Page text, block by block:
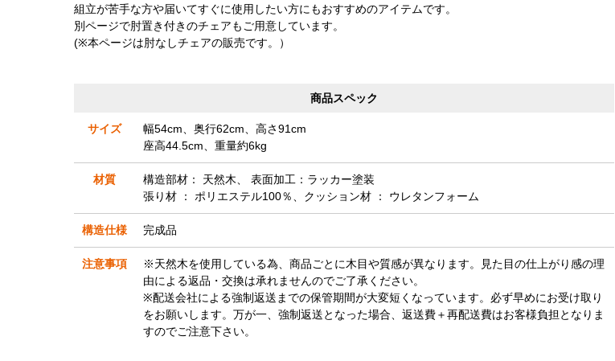
組立が苦手な方や届いてすぐに使用したい方にもおすすめのアイテムです。
別ページで肘置き付きのチェアもご用意しています。
(※本ページは肘なしチェアの販売です。）
商品スペック
サイズ
幅54cm、奥行62cm、高さ91cm
座高44.5cm、重量約6kg
材質
構造部材： 天然木、 表面加工：ラッカー塗装
張り材 ： ポリエステル100％、クッション材 ： ウレタンフォーム
構造仕様 完成品
注意事項
※天然木を使用している為、商品ごとに木目や質感が異なります。見た目の仕上がり感の理
由による返品・交換は承れませんのでご了承ください。
※配送会社による強制返送までの保管期間が大変短くなっています。必ず早めにお受け取り
をお願いします。万が一、強制返送となった場合、返送費＋再配送費はお客様負担となりま
すのでご注意下さい。